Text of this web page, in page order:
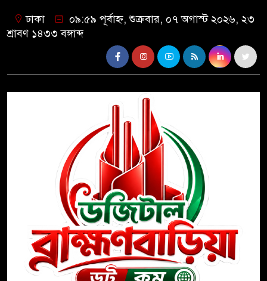
ঢাকা
০৯:৫৯ পূর্বাহ্ন, শুক্রবার, ০৭ অগাস্ট ২০২৬, ২৩
শ্রাবণ ১৪৩৩ বঙ্গাব্দ